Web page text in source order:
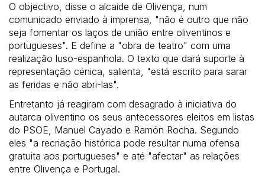
O objectivo, disse o alcaide de Olivença, num
comunicado enviado à imprensa, "não é outro que não
seja fomentar os laços de união entre oliventinos e
portugueses". E define a "obra de teatro" com uma
realização luso-espanhola. O texto que dará suporte à
representação cénica, salienta, "está escrito para sarar
as feridas e não abri-las".
Entretanto já reagiram com desagrado à iniciativa do
autarca oliventino os seus antecessores eleitos em listas
do PSOE, Manuel Cayado e Ramón Rocha. Segundo
eles "a recriação histórica pode resultar numa ofensa
gratuita aos portugueses" e até "afectar" as relações
entre Olivença e Portugal.